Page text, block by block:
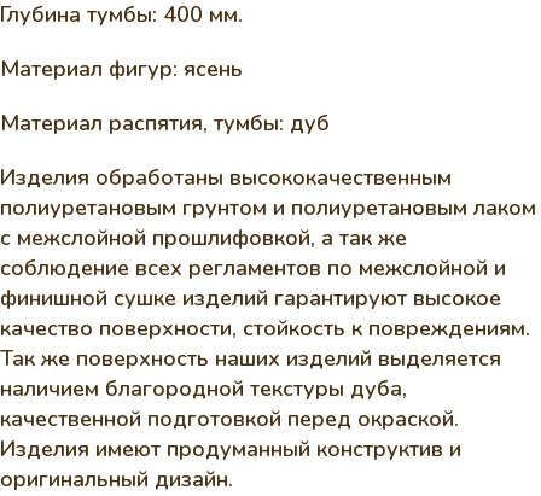
Глубина тумбы: 400 мм.
Материал фигур: ясень
Материал распятия, тумбы: дуб
Изделия обработаны высококачественным
полиуретановым грунтом и полиуретановым лаком
с межслойной прошлифовкой, а так же
соблюдение всех регламентов по межслойной и
финишной сушке изделий гарантируют высокое
качество поверхности, стойкость к повреждениям.
Так же поверхность наших изделий выделяется
наличием благородной текстуры дуба,
качественной подготовкой перед окраской.
Изделия имеют продуманный конструктив и
оригинальный дизайн.